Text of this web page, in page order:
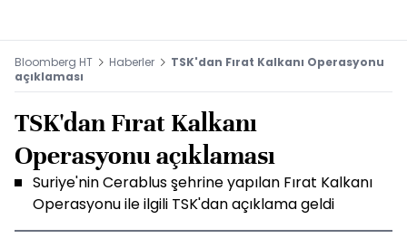
Bloomberg HT Haberler
TSK'dan Fırat Kalkanı Operasyonu
açıklaması
TSK'dan Fırat Kalkanı
Operasyonu açıklaması
Suriye'nin Cerablus şehrine yapılan Fırat Kalkanı
Operasyonu ile ilgili TSK'dan açıklama geldi